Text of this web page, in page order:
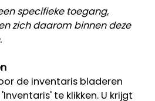
specifieke toegang,
zich daarom binnen deze
de inventaris bladeren
te klikken. U krijgt